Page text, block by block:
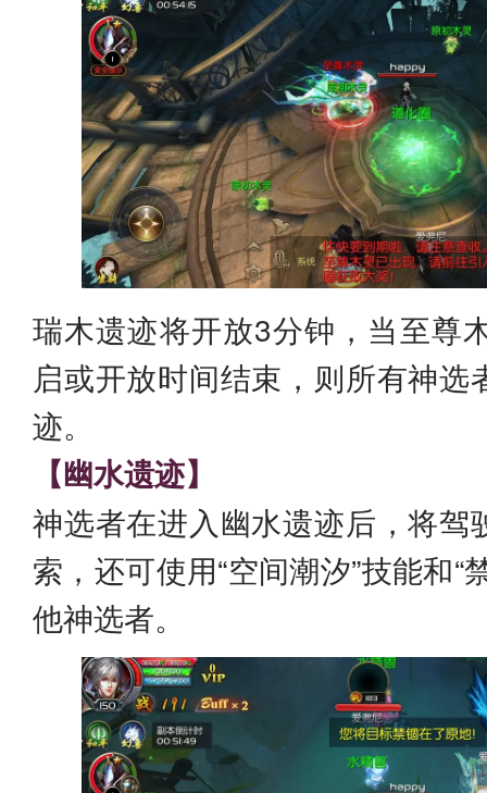
瑞木遗迹将开放3分钟，当至尊
启或开放时间结束，则所有神
迹。
【幽水遗迹】
神选者在进入幽水遗迹后，将驾
索，还可使用“空间潮汐”技能和“
他神选者。